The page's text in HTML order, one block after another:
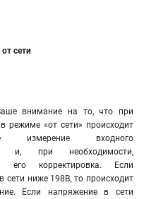
сети
внимание на то, что при
режиме «от сети» происходит
измерение входного
и, при необходимости,
его корректировка. Если
сети ниже 198В, то происходит
Если напряжение в сети